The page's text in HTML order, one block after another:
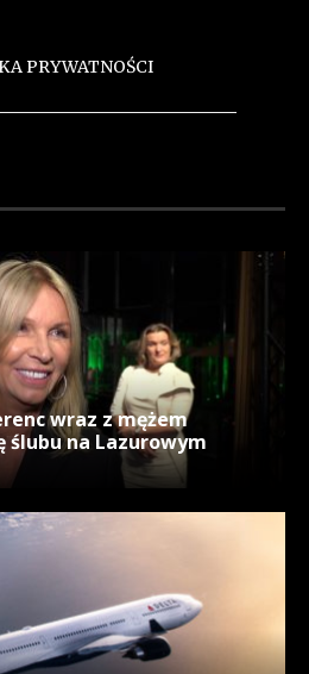
PRYWATNOŚCI
wraz z mężem
ślubu na Lazurowym